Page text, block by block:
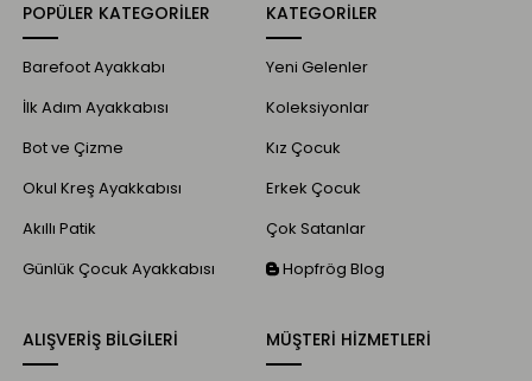
POPÜLER KATEGORİLER
Barefoot Ayakkabı
İlk Adım Ayakkabısı
Bot ve Çizme
Okul Kreş Ayakkabısı
Akıllı Patik
Günlük Çocuk Ayakkabısı
KATEGORİLER
Yeni Gelenler
Koleksiyonlar
Kız Çocuk
Erkek Çocuk
Çok Satanlar
Hopfrög Blog
ALIŞVERİŞ BİLGİLERİ MÜŞTERİ HİZMETLERİ